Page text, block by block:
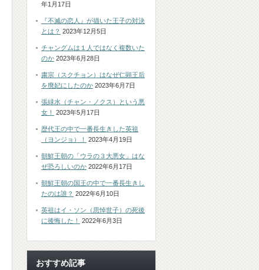
年1月17日
『不滅の恋人』が描いた王子の対決
とは？ 2023年12月5日
チャングムは１人ではなく複数いた
のか 2023年6月28日
粛宗（スクチョン）はなぜ仁顕王后
を廃妃にしたのか 2023年6月7日
張緑水（チャン・ノクス）という悪
女！
2023年5月17日
歴代王の中で一番長生きした英祖
（ヨンジョ）！
2023年4月19日
朝鮮王朝の「ウラの３大悪女」はな
ぜ恐ろしいのか 2022年6月17日
朝鮮王朝の国王の中で一番長生きし
たのは誰？ 2022年6月10日
英祖はイ・ソン（思悼世子）の死後
に後悔した！
2022年6月3日
おすすめ記事